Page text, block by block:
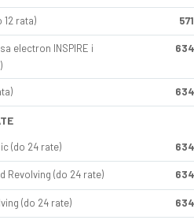
12 rata) 571
electron INSPIRE i
634
634
(do 24 rate) 634
Revolving (do 24 rate) 634
(do 24 rate) 634